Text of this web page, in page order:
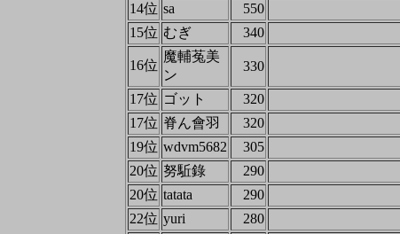
14位 sa 550
15位 むぎ 340
16位
魔輔菟美
ン
330
17位 ゴット 320
17位 脊ん會羽 320
19位 wdvm5682 305
20位 努駈錄 290
20位 tatata 290
22位 yuri 280